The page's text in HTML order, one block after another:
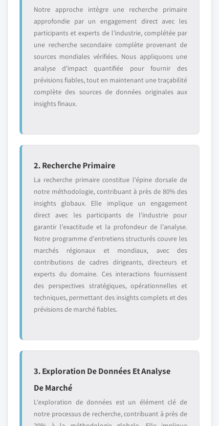
Notre approche intègre une recherche primaire
approfondie par un engagement direct avec les
participants et experts de l'industrie, complétée par
une recherche secondaire complète provenant de
sources mondiales vérifiées. Nous appliquons une
analyse d'impact quantifiée pour fournir des
prévisions fiables, tout en maintenant une traçabilité
complète des sources de données originales aux
insights finaux.
2. Recherche Primaire
La recherche primaire constitue l'épine dorsale de
notre méthodologie, contribuant à près de 80% des
insights globaux. Elle implique un engagement
direct avec les participants de l'industrie pour
garantir l'exactitude et la profondeur de l'analyse.
Notre programme d'entretiens structurés couvre les
marchés régionaux et mondiaux, avec des
contributions de cadres dirigeants, directeurs et
experts du domaine. Ces interactions fournissent
des perspectives stratégiques, opérationnelles et
techniques, permettant des insights complets et des
prévisions de marché fiables.
3. Exploration De Données Et Analyse
De Marché
L'exploration de données est un élément clé de
notre processus de recherche, contribuant à près de